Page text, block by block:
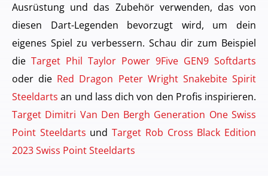
Ausrüstung und das Zubehör verwenden, das von
diesen Dart-Legenden bevorzugt wird, um dein
eigenes Spiel zu verbessern. Schau dir zum Beispiel
die Target Phil Taylor Power 9Five GEN9 Softdarts
oder die Red Dragon Peter Wright Snakebite Spirit
Steeldarts an und lass dich von den Profis inspirieren.
Target Dimitri Van Den Bergh Generation One Swiss
Point Steeldarts undTarget Rob Cross Black Edition
2023 Swiss Point Steeldarts